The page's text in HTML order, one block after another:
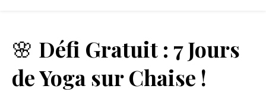
🌸 Défi Gratuit : 7 Jours
de Yoga sur Chaise !